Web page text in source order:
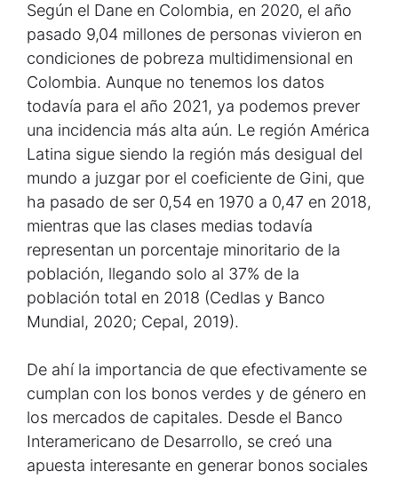
Según el Dane en Colombia, en 2020, el año
pasado 9,04 millones de personas vivieron en
condiciones de pobreza multidimensional en
Colombia. Aunque no tenemos los datos
todavía para el año 2021, ya podemos prever
una incidencia más alta aún. Le región América
Latina sigue siendo la región más desigual del
mundo a juzgar por el coeficiente de Gini, que
ha pasado de ser 0,54 en 1970 a 0,47 en 2018,
mientras que las clases medias todavía
representan un porcentaje minoritario de la
población, llegando solo al 37% de la
población total en 2018 (Cedlas y Banco
Mundial, 2020; Cepal, 2019).
De ahí la importancia de que efectivamente se
cumplan con los bonos verdes y de género en
los mercados de capitales. Desde el Banco
Interamericano de Desarrollo, se creó una
apuesta interesante en generar bonos sociales